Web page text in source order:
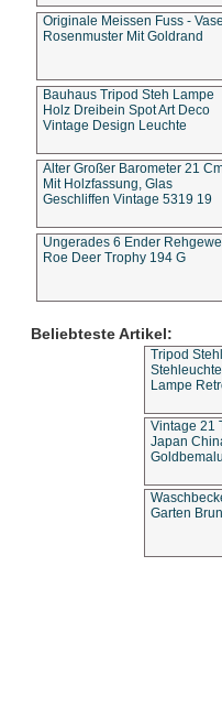
Originale Meissen Fuss - Vase
Rosenmuster Mit Goldrand
Bauhaus Tripod Steh Lampe
Holz Dreibein Spot Art Deco
Vintage Design Leuchte
Alter Großer Barometer 21
Mit Holzfassung, Glas
Geschliffen Vintage 5319 19
Ungerades 6 Ender
Roe Deer Trophy 194 G
Beliebteste Artikel:
Tripod
Lampe
Vintage 21
Japan
Garten